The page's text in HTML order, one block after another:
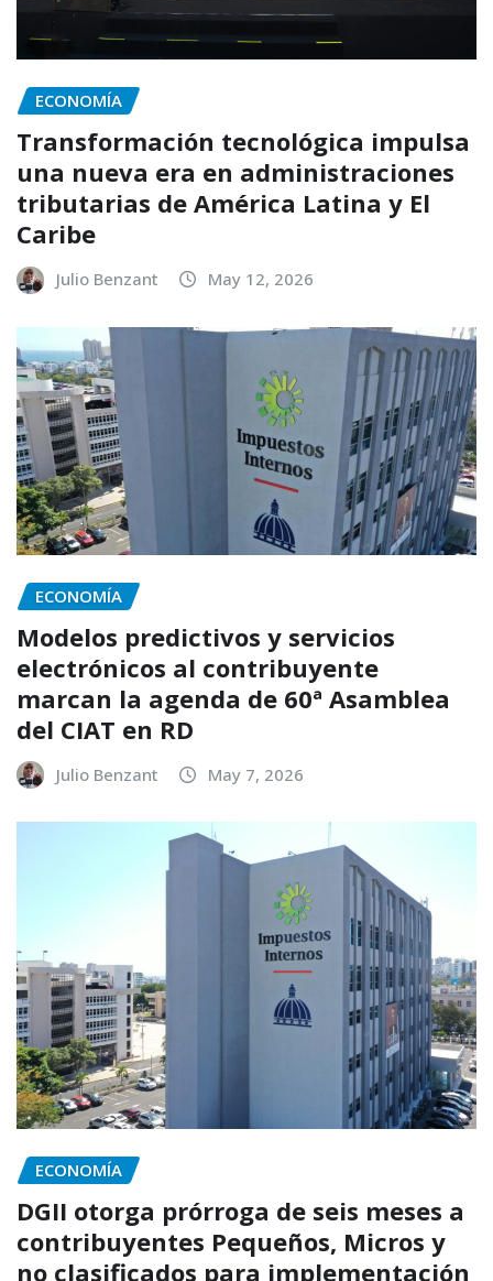
ECONOMÍA
Transformación tecnológica impulsa
una nueva era en administraciones
tributarias de América Latina y El
Caribe
Julio Benzant May 12, 2026
ECONOMÍA
Modelos predictivos y servicios
electrónicos al contribuyente
marcan la agenda de 60ª Asamblea
del CIAT en RD
Julio Benzant May 7, 2026
ECONOMÍA
DGII otorga prórroga de seis meses a
contribuyentes Pequeños, Micros y
no clasificados para implementación